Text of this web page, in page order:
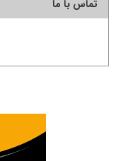
تماس با ما